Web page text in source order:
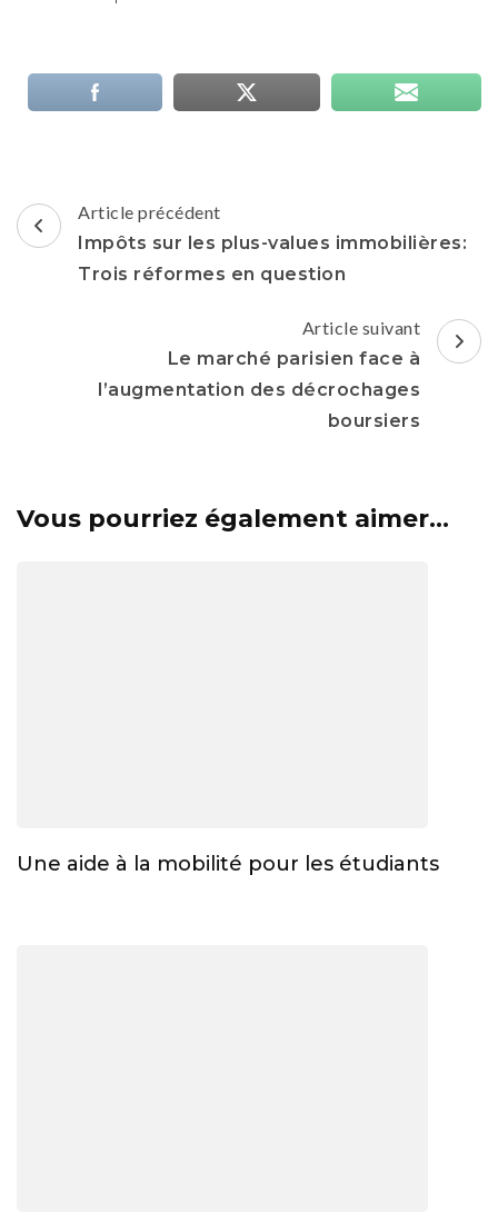
Navigation
d'article
Article précédent
Impôts sur les plus-values immobilières:
Trois réformes en question
Article suivant
Le marché parisien face à
l’augmentation des décrochages
boursiers
Vous pourriez également aimer...
Une aide à la mobilité pour les étudiants